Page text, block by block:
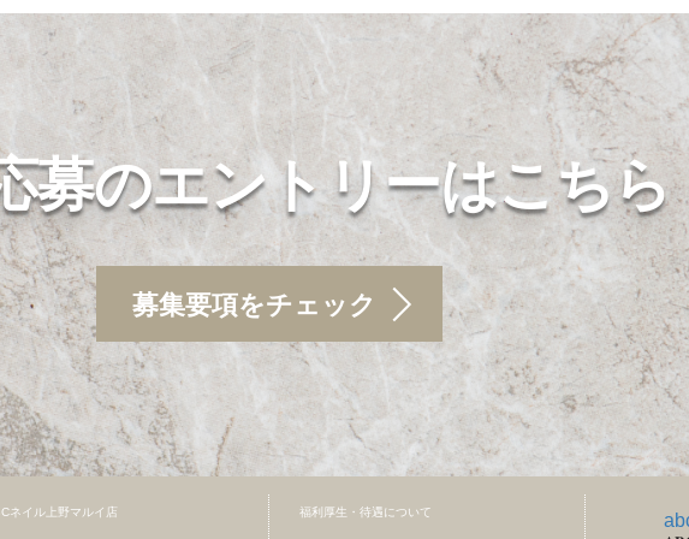
募のエントリーはこちら
募集要項をチェック
ネイル上野マルイ店 福利厚生・待遇について